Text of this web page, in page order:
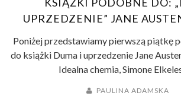
UPRZEDZENIE” JANE
Poniżej przedstawiamy pierwszą piątkę
do książki Duma i uprzedzenie Jane
Idealna chemia, Simone
PAULINA ADAMSKA